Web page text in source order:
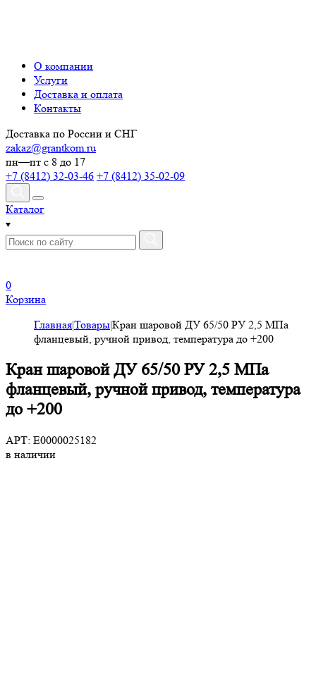
О компании
Услуги
Доставка и оплата
Контакты
Доставка по России и СНГ
zakaz@grantkom.ru
пн—пт с 8 до 17
+7 (8412) 32-03-46 +7 (8412) 35-02-09
Каталог
0
Корзина
Главная|Товары|Кран шаровой ДУ 65/50 РУ 2,5 МПа
фланцевый, ручной привод, температура до +200
Кран шаровой ДУ 65/50 РУ 2,5 МПа
фланцевый, ручной привод, температура
до +200
АРТ: E0000025182
в наличии